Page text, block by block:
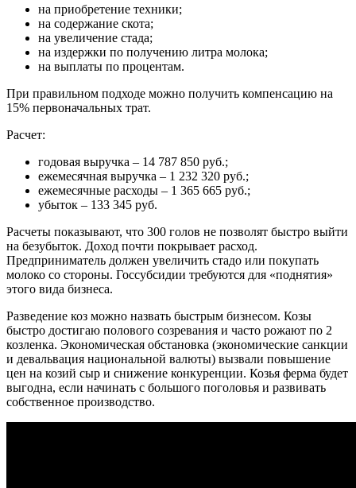
на приобретение техники;
на содержание скота;
на увеличение стада;
на издержки по получению литра молока;
на выплаты по процентам.
При правильном подходе можно получить компенсацию на
15% первоначальных трат.
Расчет:
годовая выручка – 14 787 850 руб.;
ежемесячная выручка – 1 232 320 руб.;
ежемесячные расходы – 1 365 665 руб.;
убыток – 133 345 руб.
Расчеты показывают, что 300 голов не позволят быстро выйти
на безубыток. Доход почти покрывает расход.
Предприниматель должен увеличить стадо или покупать
молоко со стороны. Госсубсидии требуются для «поднятия»
этого вида бизнеса.
Разведение коз можно назвать быстрым бизнесом. Козы
быстро достигаю полового созревания и часто рожают по 2
козленка. Экономическая обстановка (экономические санкции
и девальвация национальной валюты) вызвали повышение
цен на козий сыр и снижение конкуренции. Козья ферма будет
выгодна, если начинать с большого поголовья и развивать
собственное производство.